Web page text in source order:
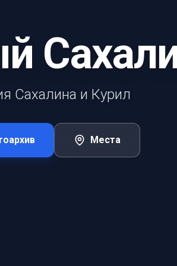
Сахалина и Курил
Места